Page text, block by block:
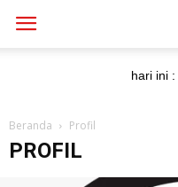
hari ini :
Beranda Profil
PROFIL